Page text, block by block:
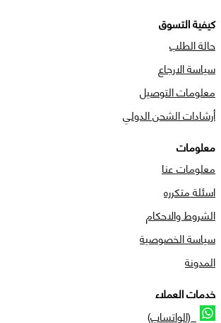
كيفية التسوق
حالة الطلب
سياسة الارجاع
معلومات التوصيل
أرشادات الشحن الدولي
معلومات
معلومات عنا
اسئلة متكرره
الشروط والاحكام
سياسة الخصوصية
المدونة
خدمات العملاء
(الواتساب)